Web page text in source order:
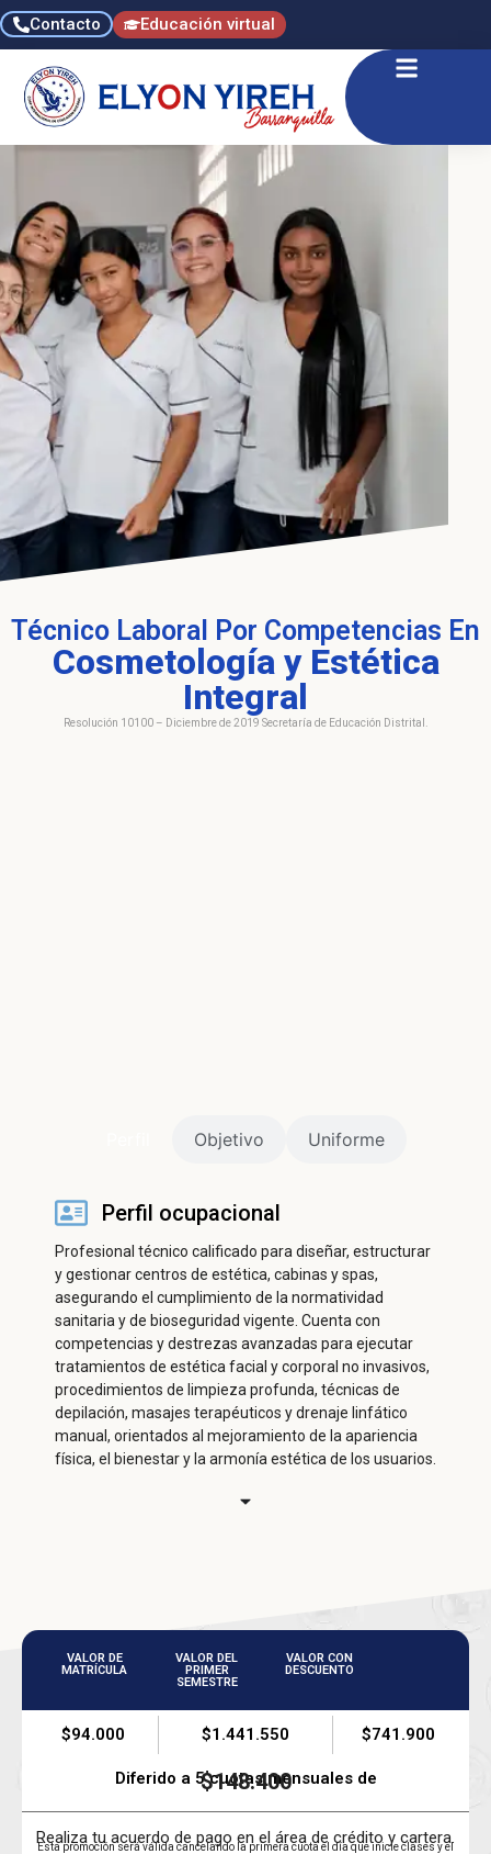
Contacto Educación virtual
Técnico Laboral Por Competencias En
Cosmetología y Estética
Integral
Resolución 10100 – Diciembre de 2019 Secretaría de Educación Distrital.
Objetivo Uniforme
Perfil ocupacional
Profesional técnico calificado para diseñar, estructurar
y gestionar centros de estética, cabinas y spas,
asegurando el cumplimiento de la normatividad
sanitaria y de bioseguridad vigente. Cuenta con
competencias y destrezas avanzadas para ejecutar
tratamientos de estética facial y corporal no invasivos,
procedimientos de limpieza profunda, técnicas de
depilación, masajes terapéuticos y drenaje linfático
manual, orientados al mejoramiento de la apariencia
física, el bienestar y la armonía estética de los usuarios.
VALOR DE
MATRÍCULA
VALOR DEL
PRIMER
SEMESTRE
VALOR CON
DESCUENTO
$94.000 $1.441.550 $741.900
Diferido a 5 cuotas mensuales de
$148.400
Realiza tu acuerdo de pago en el área de crédito y cartera.
Esta promoción será válida cancelando la primera cuota el día que inicie clases y el